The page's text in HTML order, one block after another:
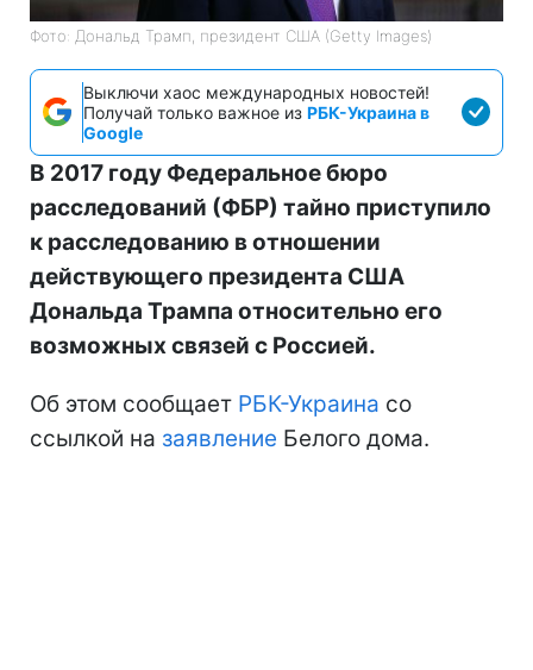
Фото: Дональд Трамп, президент США (Getty Images)
Выключи хаос международных новостей!
Получай только важное из РБК-Украина в
Google
В 2017 году Федеральное бюро
расследований (ФБР) тайно приступило
к расследованию в отношении
действующего президента США
Дональда Трампа относительно его
возможных связей с Россией.
Об этом сообщает РБК-Украина со
ссылкой на заявление Белого дома.